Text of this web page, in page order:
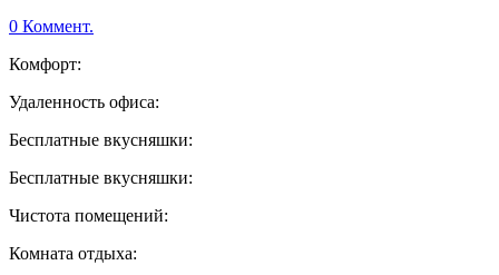
0 Коммент.
Комфорт:
Удаленность офиса:
Бесплатные вкусняшки:
Бесплатные вкусняшки:
Чистота помещений:
Комната отдыха: